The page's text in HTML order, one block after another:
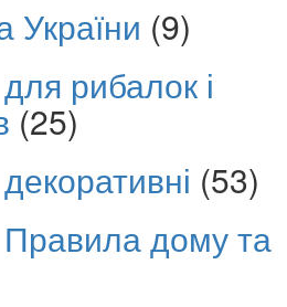
України (9)
рибалок і
(25)
(53)
дому та